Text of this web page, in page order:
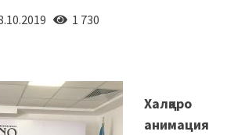
1 730
Халқаро
анимация